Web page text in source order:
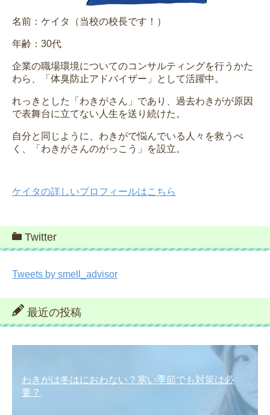
名前：ケイタ（当校の校長です！）
年齢：30代
企業の職場環境についてのコンサルティングを行うかた
わら、「体臭防止アドバイザー」として活躍中。
れっきとした「わきがさん」であり、過去わきがが原因
で表舞台に立てない人生を送り続けた。
自分と同じように、わきがで悩んでいる人々を救うべ
く、「わきがさんのがっこう」を設立。
ケイタの詳しいプロフィールはこちら
Twitter
Tweets by smell_advisor
最近の投稿
わきがは冬はにおわない？寒い季節でも対策は必
要？